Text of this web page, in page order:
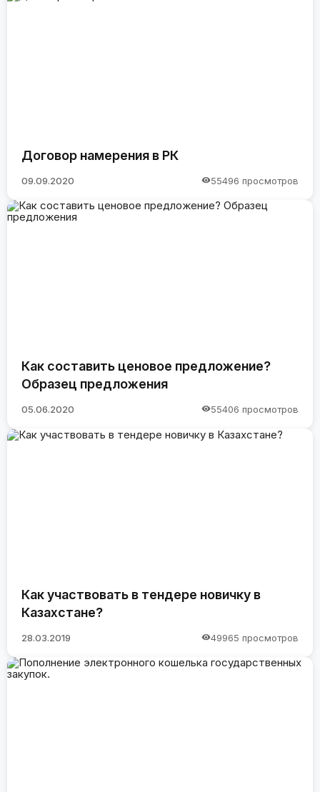
Договор намерения в РК
09.09.2020 55496 просмотров
Как составить ценовое предложение?
Образец предложения
05.06.2020 55406 просмотров
Как участвовать в тендере новичку в
Казахстане?
28.03.2019 49965 просмотров